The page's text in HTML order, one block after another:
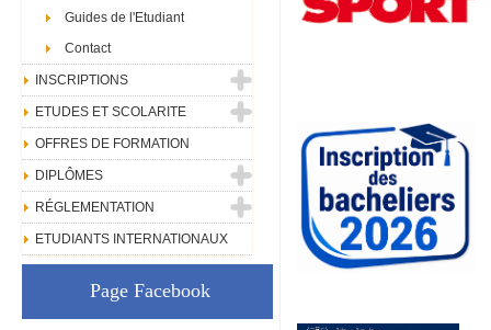
Guides de l'Etudiant
Contact
INSCRIPTIONS
ETUDES ET SCOLARITE
OFFRES DE FORMATION
DIPLÔMES
RÉGLEMENTATION
ETUDIANTS INTERNATIONAUX
Page Facebook